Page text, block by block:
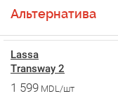
Альтернатива
Lassa
Transway 2
1 599 MDL/шт